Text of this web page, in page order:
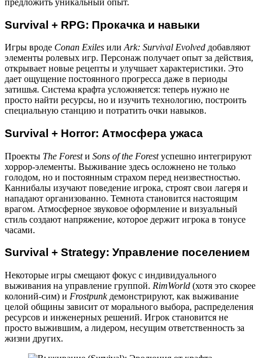
Survival + RPG: Прокачка и навыки
Игры вроде Conan Exiles или Ark: Survival Evolved добавляют
элементы ролевых игр. Персонаж получает опыт за действия,
открывает новые рецепты и улучшает характеристики. Это
дает ощущение постоянного прогресса даже в периоды
затишья. Система крафта усложняется: теперь нужно не
просто найти ресурсы, но и изучить технологию, построить
специальную станцию и потратить очки навыков.
Survival + Horror: Атмосфера ужаса
Проекты The Forestи Sons of the Forestуспешно интегрируют
хоррор-элементы. Выживание здесь осложнено не только
голодом, но и постоянным страхом перед неизвестностью.
Каннибалы изучают поведение игрока, строят свои лагеря и
нападают организованно. Темнота становится настоящим
врагом. Атмосферное звуковое оформление и визуальный
стиль создают напряжение, которое держит игрока в тонусе
часами.
Survival + Strategy: Управление поселением
Некоторые игры смещают фокус с индивидуального
выживания на управление группой. RimWorld (хотя это скорее
колоний-сим) и Frostpunkдемонстрируют, как выживание
целой общины зависит от морального выбора, распределения
ресурсов и инженерных решений. Игрок становится не
просто выжившим, а лидером, несущим ответственность за
жизни других.